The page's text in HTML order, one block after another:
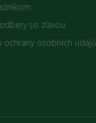
so zľavou
ochrany osobních údajů